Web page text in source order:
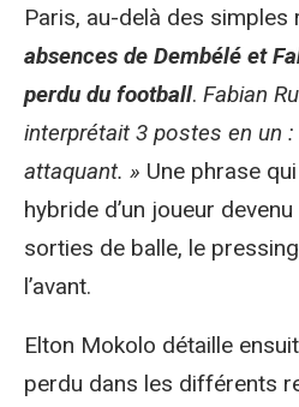
Paris, au-delà des simples
absences de Dembélé et
perdu du football. Fabian
interprétait 3 postes en un
attaquant. » Une phrase
hybride d’un joueur
sorties de balle, le
l’avant.
Elton Mokolo détaille
perdu dans les différents